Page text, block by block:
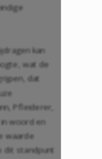
kan
wat de
dat
Pfleiderer,
woord en
waarde
dit standpunt